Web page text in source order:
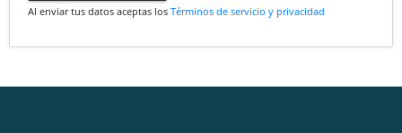
Al enviar tus datos aceptas los Términos de servicio y privacidad